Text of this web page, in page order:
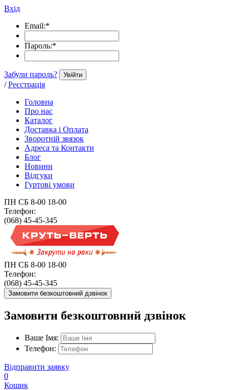
Вхід
Email:*
Пароль:*
Забули пароль? Увійти
/ Реєстрація
Головна
Про нас
Каталог
Доставка і Оплата
Зворотній звязок
Адреса та Контакти
Блог
Новини
Відгуки
Гуртові умови
ПН СБ 8-00 18-00
Телефон:
(068) 45-45-345
ПН СБ 8-00 18-00
Телефон:
(068) 45-45-345
Замовити безкоштовний дзвінок
Замовити безкоштовний дзвінок
Ваше Імя:
Телефон:
Відправити заявку
0
Кошик